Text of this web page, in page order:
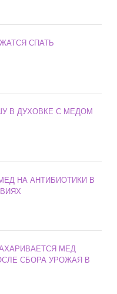
СПАТЬ
В ДУХОВКЕ С МЕДОМ
НА АНТИБИОТИКИ В
МЕД
СБОРА УРОЖАЯ В